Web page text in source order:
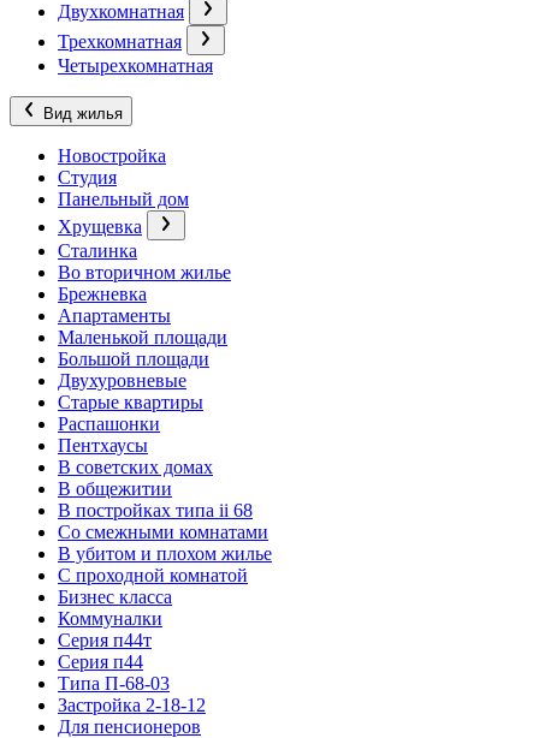
Двухкомнатная
Трехкомнатная
Четырехкомнатная
Вид жилья
Новостройка
Студия
Панельный дом
Хрущевка
Сталинка
Во вторичном жилье
Брежневка
Апартаменты
Маленькой площади
Большой площади
Двухуровневые
Старые квартиры
Распашонки
Пентхаусы
В советских домах
В общежитии
В постройках типа ii 68
Со смежными комнатами
В убитом и плохом жилье
С проходной комнатой
Бизнес класса
Коммуналки
Серия п44т
Серия п44
Типа П-68-03
Застройка 2-18-12
Для пенсионеров